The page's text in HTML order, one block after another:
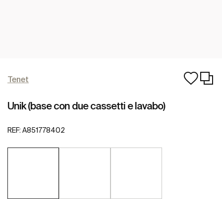
Tenet
Unik (base con due cassetti e lavabo)
REF: A851778402